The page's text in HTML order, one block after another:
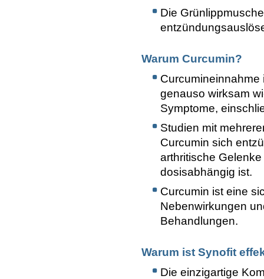
Die
Warum Curcumin?
genauso wirksam
Symptome,
Studien mit
Curcumin sich
arthritische
dosisabhängig ist.
Curcumin ist eine
Nebenwirkungen
Behandlungen.
Warum ist Synofit
Die einzigartige